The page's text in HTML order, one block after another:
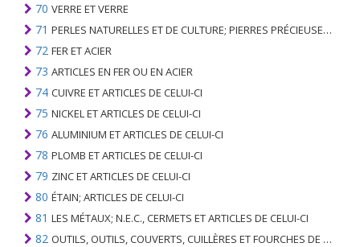
70 VERRE ET VERRE
71 PERLES NATURELLES ET DE CULTURE; PIERRES PRÉCIEUSES, SEMI-PRÉCIEUSES; MÉTAUX PRÉCIEUX, PLAQUÉS OU DOUBLÉS DE MÉTAUX PRÉCIEUX ET OUVRAGES EN CES MATIÈRES; IMITATION BIJOUTERIE; PIÈCE DE MONNAIE
72 FER ET ACIER
73 ARTICLES EN FER OU EN ACIER
74 CUIVRE ET ARTICLES DE CELUI-CI
75 NICKEL ET ARTICLES DE CELUI-CI
76 ALUMINIUM ET ARTICLES DE CELUI-CI
78 PLOMB ET ARTICLES DE CELUI-CI
79 ZINC ET ARTICLES DE CELUI-CI
80 ÉTAIN; ARTICLES DE CELUI-CI
81 LES MÉTAUX; N.E.C., CERMETS ET ARTICLES DE CELUI-CI
82 OUTILS, OUTILS, COUVERTS, CUILLÈRES ET FOURCHES DE MÉTAUX DE BASE; PARTIES DE CELLES-CI, EN METAL DE BASE